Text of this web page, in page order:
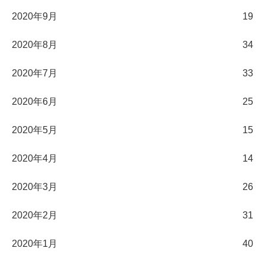
2020年9月 19
2020年8月 34
2020年7月 33
2020年6月 25
2020年5月 15
2020年4月 14
2020年3月 26
2020年2月 31
2020年1月 40